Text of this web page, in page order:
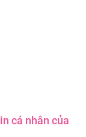
cá nhân của